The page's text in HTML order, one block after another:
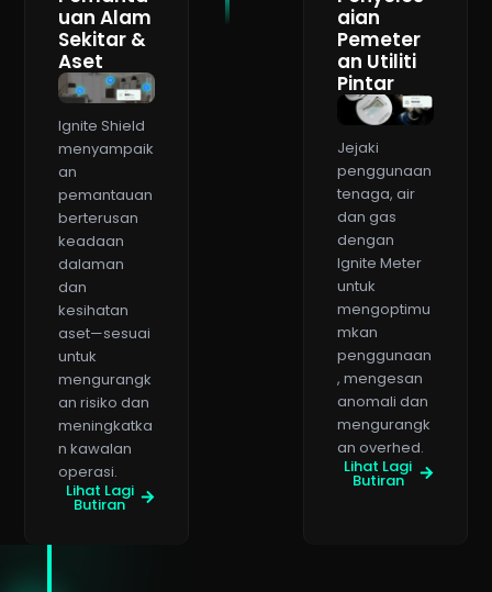
uan Alam
Sekitar &
Aset
Ignite Shield
menyampaik
an
pemantauan
berterusan
keadaan
dalaman
dan
kesihatan
aset—sesuai
untuk
mengurangk
an risiko dan
meningkatka
n kawalan
operasi.
Lihat Lagi
Butiran
aian
Pemeter
an Utiliti
Pintar
Jejaki
penggunaan
tenaga, air
dan gas
dengan
Ignite Meter
untuk
mengoptimu
mkan
penggunaan
, mengesan
anomali dan
mengurangk
an overhed.
Lihat Lagi
Butiran